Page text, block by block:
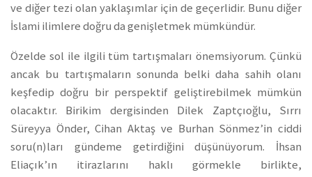
ve diğer tezi olan yaklaşımlar için de geçerlidir. Bunu diğer
İslami ilimlere doğru da genişletmek mümkündür.
Özelde sol ile ilgili tüm tartışmaları önemsiyorum. Çünkü
ancak bu tartışmaların sonunda belki daha sahih olanı
keşfedip doğru bir perspektif geliştirebilmek mümkün
olacaktır. Birikim dergisinden Dilek Zaptçıoğlu, Sırrı
Süreyya Önder, Cihan Aktaş ve Burhan Sönmez’in ciddi
soru(n)ları gündeme getirdiğini düşünüyorum. İhsan
Eliaçık’ın itirazlarını haklı görmekle birlikte,